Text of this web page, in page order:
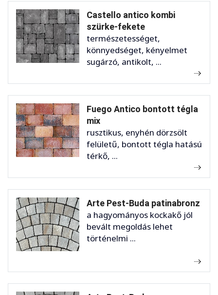
Castello antico kombi
szürke-fekete
természetességet,
könnyedséget, kényelmet
sugárzó, antikolt, ...
Fuego Antico bontott tégla
mix
rusztikus, enyhén dörzsölt
felületű, bontott tégla hatású
térkő, ...
Arte Pest-Buda patinabronz
a hagyományos kockakő jól
bevált megoldás lehet
történelmi ...